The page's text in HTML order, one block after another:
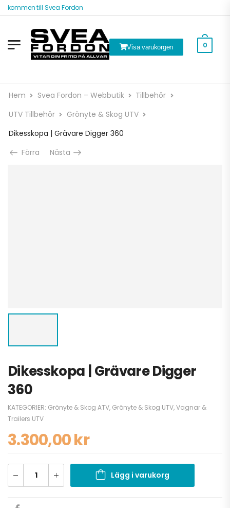
till Svea Fordon
Visa varukorgen 0
Hem Svea Fordon – Webbutik
Tillbehör
UTV Tillbehör
Grönyte & Skog UTV
Dikesskopa | Grävare Digger 360
Förra
Nästa
Dikesskopa | Grävare Digger
360
KATEGORIER: Grönyte & Skog ATV, Grönyte & Skog UTV,Vagnar &
Trailers UTV
3.300,00kr
Lägg i varukorg